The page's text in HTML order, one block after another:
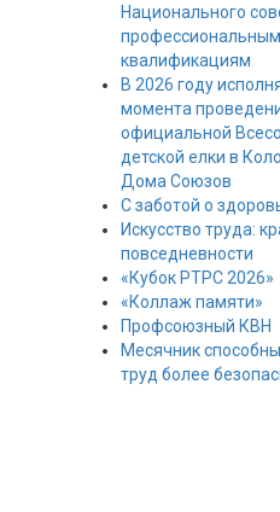
Национального
профессиональным
квалификациям
В 2026 году
момента
официальной
детской елки в
Дома Союзов
С заботой о
Искусство труда:
повседневности
«Кубок РТРС 2026»
«Коллаж памяти»
Профсоюзный КВН
Месячник
труд более